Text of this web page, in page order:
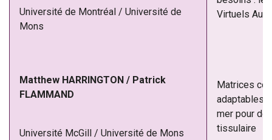
Université de Montréal / Université de
Mons
Virtuels
Matthew HARRINGTON / Patrick
FLAMMAND
Université McGill / Université de Mons
Matrices
adaptables
mer pour
tissulaire